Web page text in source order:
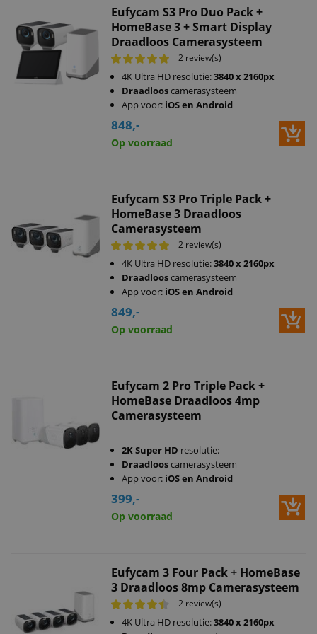
Eufycam S3 Pro Duo Pack +
HomeBase 3 + Smart Display
Draadloos Camerasysteem
2 review(s)
4K Ultra HD resolutie:3840 x 2160px
Draadlooscamerasysteem
App voor: iOS en Android
848,-
Op voorraad
Eufycam S3 Pro Triple Pack +
HomeBase 3 Draadloos
Camerasysteem
2 review(s)
4K Ultra HD resolutie:3840 x 2160px
Draadlooscamerasysteem
App voor: iOS en Android
849,-
Op voorraad
Eufycam 2 Pro Triple Pack +
HomeBase Draadloos 4mp
Camerasysteem
2K Super HD resolutie:
Draadlooscamerasysteem
App voor: iOS en Android
399,-
Op voorraad
Eufycam 3 Four Pack + HomeBase
3 Draadloos 8mp Camerasysteem
2 review(s)
4K Ultra HD resolutie:3840 x 2160px